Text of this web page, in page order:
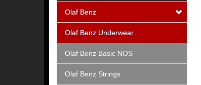
Olaf Benz
Olaf Benz Underwear
Olaf Benz Basic NOS
Olaf Benz Strings